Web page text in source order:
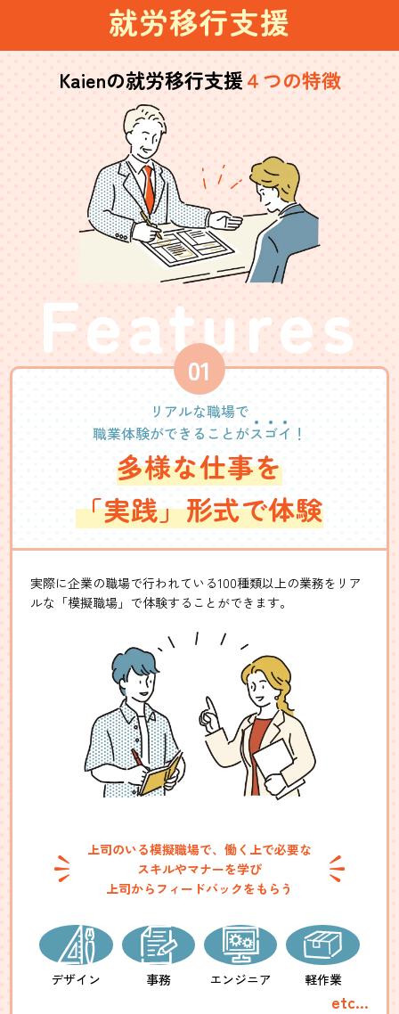
就労移行支援
Kaienの就労移行支援４つの特徴
Features
リアルな職場で
職業体験ができることがスゴイ ！
多様な仕事を
「実践」形式で体験
実際に企業の職場で行われている100種類以上の業務をリア
ルな「模擬職場」で体験することができます。
上司のいる模擬職場で、 働く上で必要な
スキルやマナーを学び
上司からフィードバックをもらう
デザイン 事務 エンジニア 軽作業
etc...